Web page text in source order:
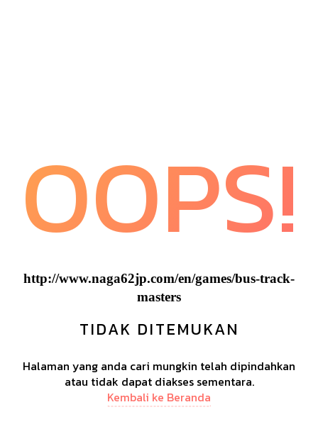
OOPS!
http://www.naga62jp.com/en/games/bus-track-
masters
TIDAK DITEMUKAN
Halaman yang anda cari mungkin telah dipindahkan
atau tidak dapat diakses sementara.
Kembali ke Beranda